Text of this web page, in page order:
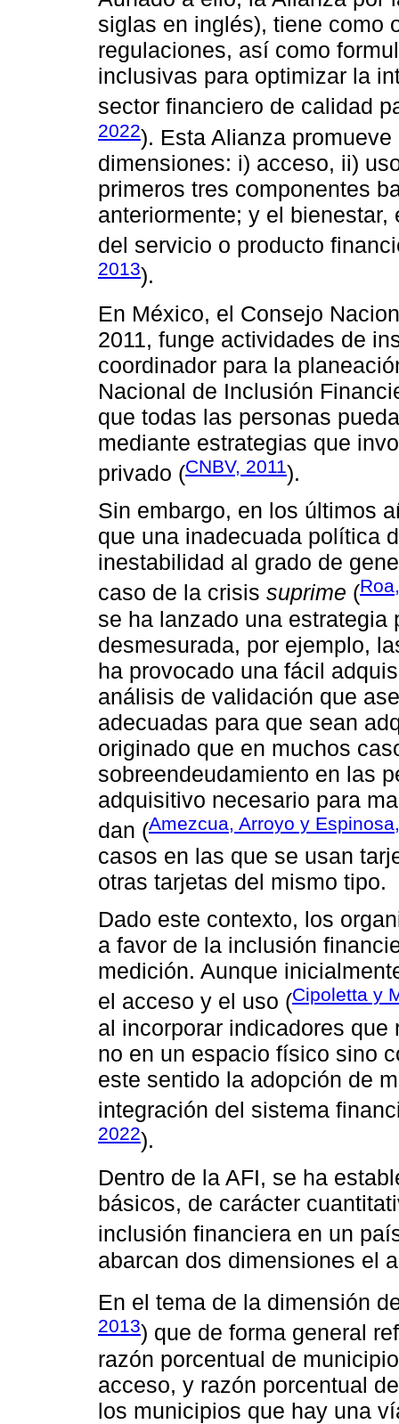
siglas en inglés), tiene como
regulaciones, así como
inclusivas para optimizar la
sector financiero de calidad
2022). Esta Alianza
dimensiones: i) acceso, ii)
primeros tres componentes
anteriormente; y el
del servicio o producto
2013).
En México, el Consejo
2011, funge actividades de
coordinador para la
Nacional de Inclusión
que todas las personas
mediante estrategias que
privado (CNBV, 2011).
Sin embargo, en los últimos
que una inadecuada política
inestabilidad al grado de
caso de la crisis suprime (
se ha lanzado una estrategia
desmesurada, por ejemplo,
ha provocado una fácil
análisis de validación que
adecuadas para que sean
originado que en muchos
sobreendeudamiento en las
adquisitivo necesario para
dan (Amezcua, Arroyo y
casos en las que se usan
otras tarjetas del mismo tipo.
Dado este contexto, los
a favor de la inclusión
medición. Aunque
el acceso y el uso (Cipoletta y
al incorporar indicadores
no en un espacio físico sino
este sentido la adopción de
integración del sistema
2022).
Dentro de la AFI, se ha
básicos, de carácter
inclusión financiera en un
abarcan dos dimensiones el
En el tema de la dimensión
2013) que de forma general
razón porcentual de
acceso, y razón porcentual
los municipios que hay una